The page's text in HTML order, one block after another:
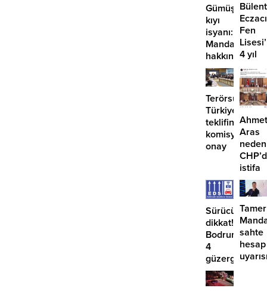
Gümüşlük’te
kıyı
isyanı:
Mandalinci
hakkında
suç
duyurusu
Bülent
Fen
4 yıl
geçti,
hâlâ
proje
Terörsüz
Türkiye
teklifine
komisyondan
onay
Ahmet
Aras
neden
istifa
Sürücüler
dikkat!
Bodrum’da
4
güzergahta
EDS
başlıyor
Tamer
sahte
hesap